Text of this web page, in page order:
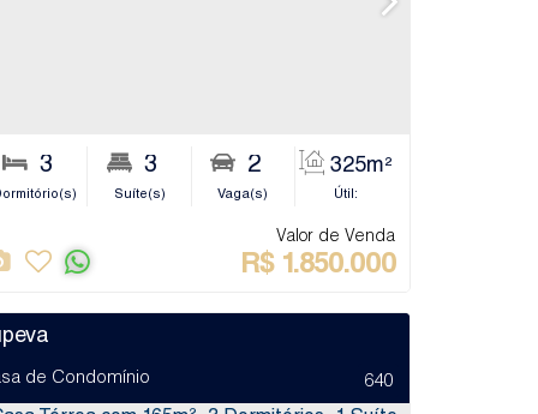
5 2
Sala(s) Terreno:
250m²
R$1.850.000
Valor de Venda
3 3
Suíte(s)
2
Vaga(s) Útil:
325m²
640
de Condomínio